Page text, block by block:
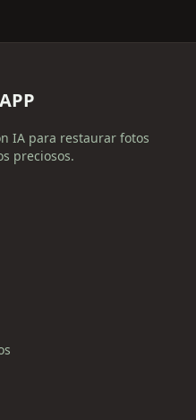
IA para restaurar fotos
preciosos.